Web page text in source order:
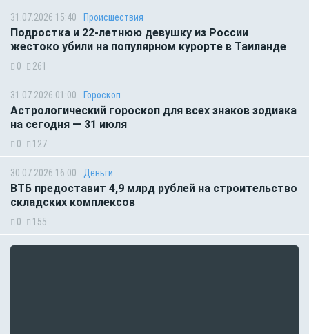
31.07.2026 15:40 Происшествия
Подростка и 22-летнюю девушку из России
жестоко убили на популярном курорте в Таиланде
0 261
31.07.2026 01:00 Гороскоп
Астрологический гороскоп для всех знаков зодиака
на сегодня — 31 июля
0 127
30.07.2026 16:00 Деньги
ВТБ предоставит 4,9 млрд рублей на строительство
складских комплексов
0 155